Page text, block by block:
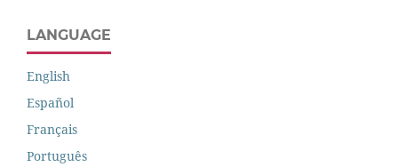
LANGUAGE
English
Español
Français
Português